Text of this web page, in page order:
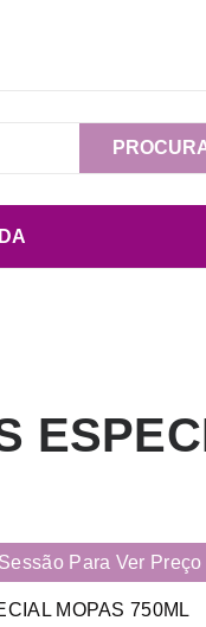
Para Ver Preço
MOPAS 750ML